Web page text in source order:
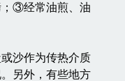
③经常油煎、油
沙作为传热介质
另外，有些地方